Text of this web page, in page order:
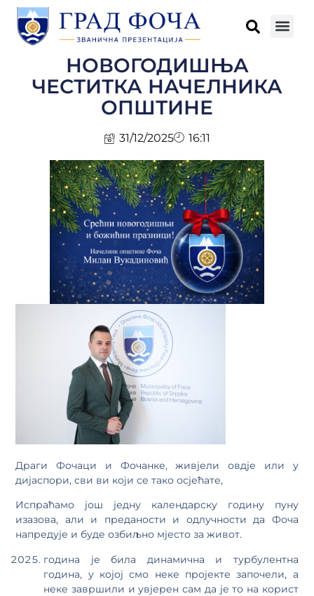
НОВОГОДИШЊА
ЧЕСТИТКА НАЧЕЛНИКА
ОПШТИНЕ
31/12/2025 16:11
Драги Фочаци и Фочанке, живјели овдје или у
дијаспори, сви ви који се тако осјећате,
Испраћамо још једну календарску годину пуну
изазова, али и преданости и одлучности да Фоча
напредује и буде озбиљно мјесто за живот.
година је била динамична и турбулентна
година, у којој смо неке пројекте започели, а
неке завршили и увјерен сам да је то на корист